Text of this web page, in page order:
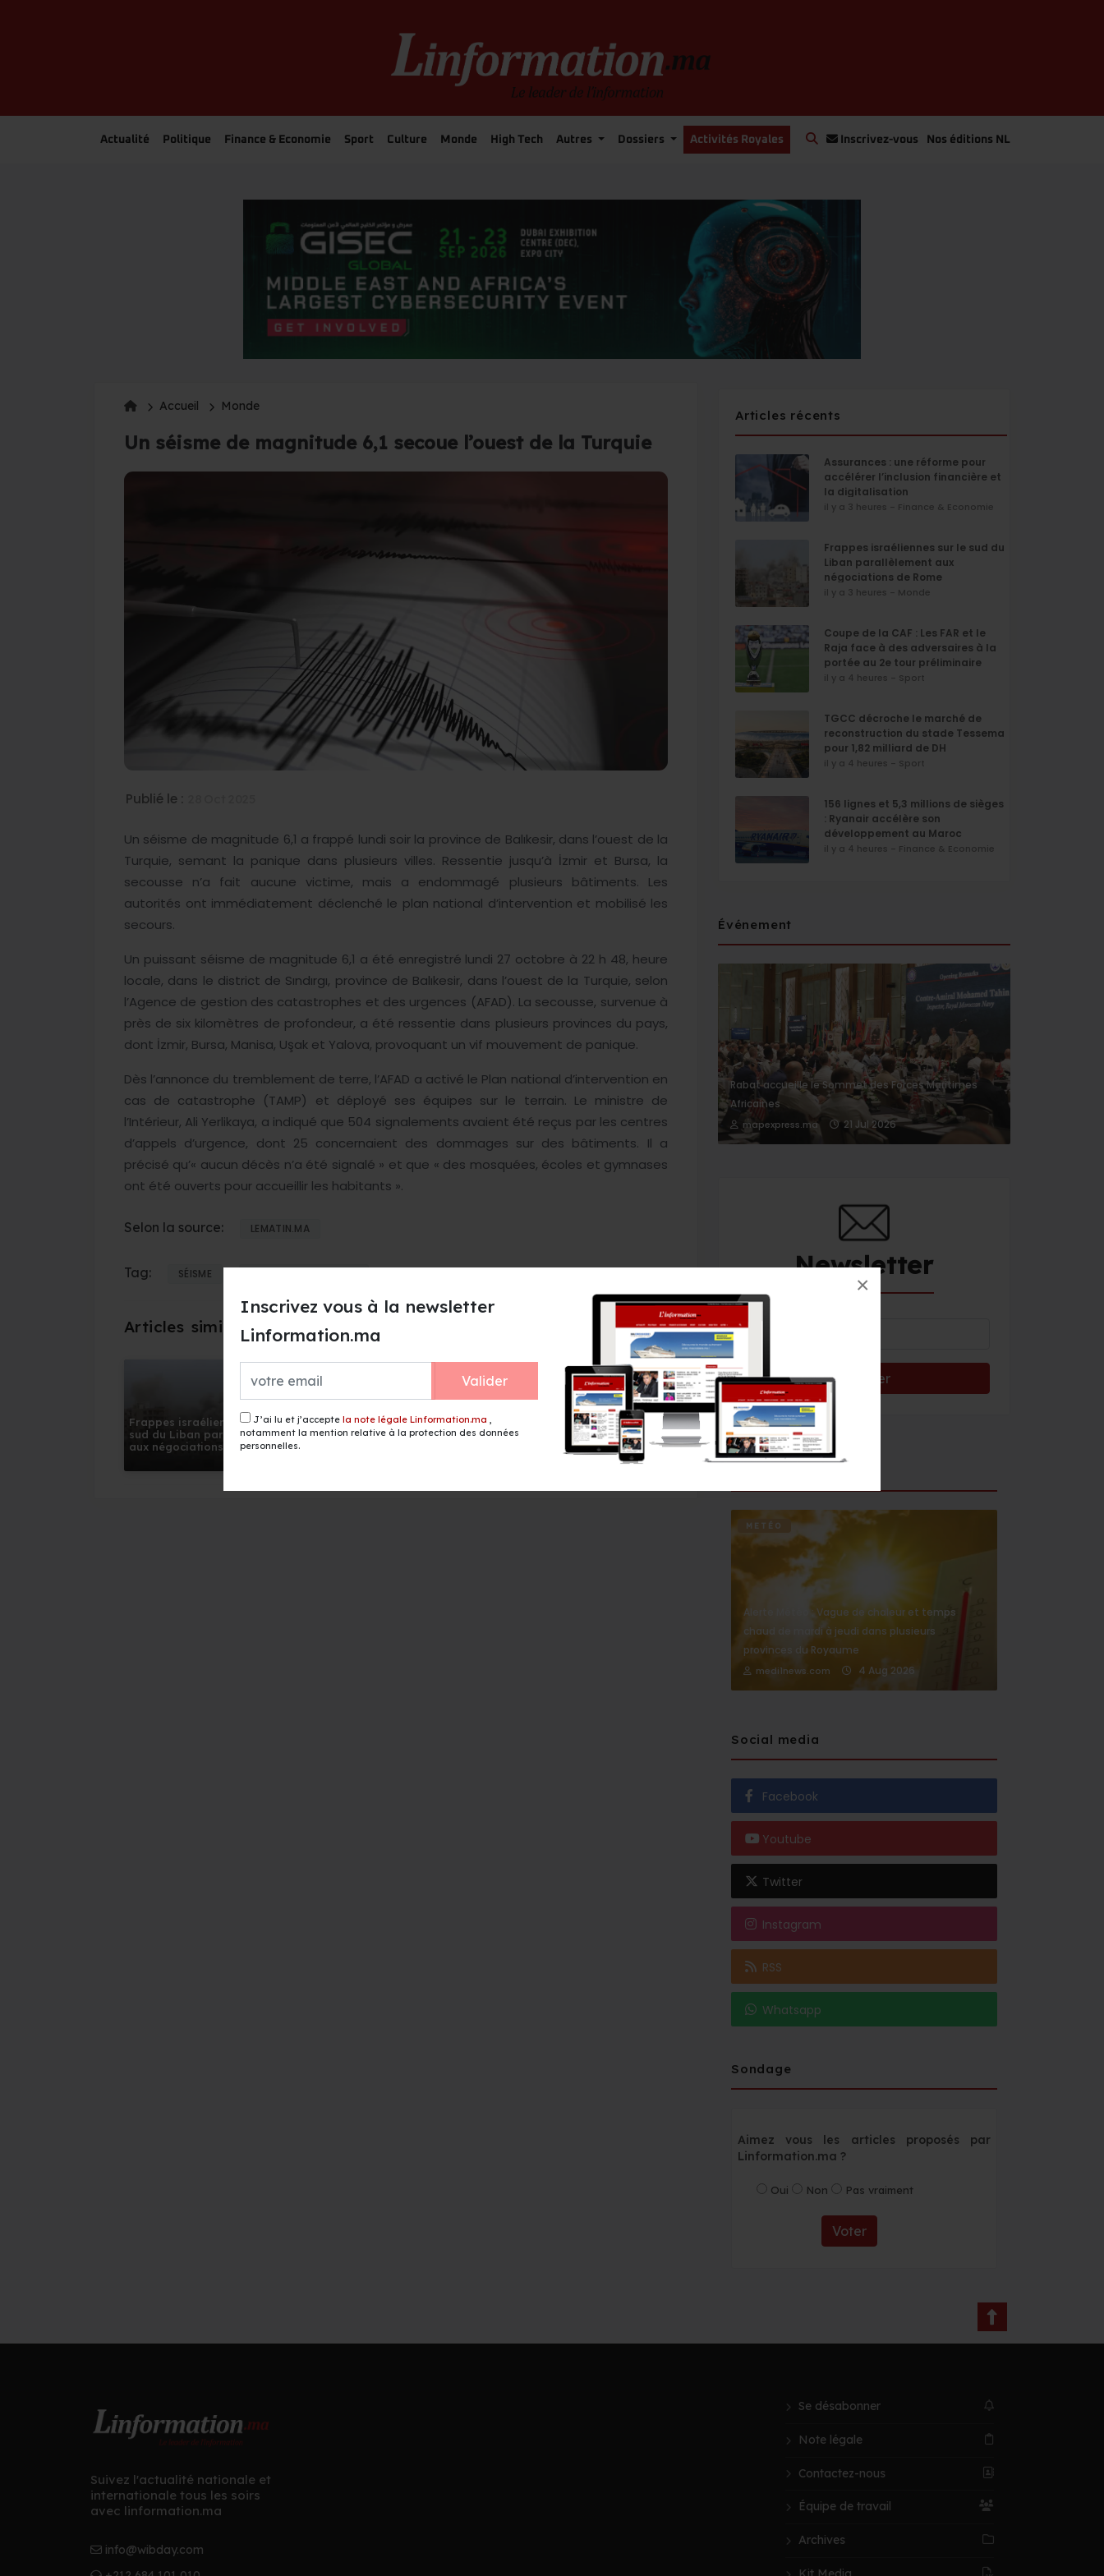
Inscrivez vous à la newsletter
Linformation.ma
Valider
J’ai lu et j’accepte la note légale Linformation.ma ,
notamment la mention relative à la protection des données
personnelles.
×
Actualité Politique Finance & Economie Sport Culture Monde High Tech Autres Dossiers Activités Royales Inscrivez-vous Nos éditions NL
Accueil Monde
Un séisme de magnitude 6,1 secoue l’ouest de la Turquie
Publié le :
Un séisme de magnitude 6,1 a frappé lundi soir la province de Balıkesir, dans l’ouest de la
Turquie, semant la panique dans plusieurs villes. Ressentie jusqu’à İzmir et Bursa, la
secousse n’a fait aucune victime, mais a endommagé plusieurs bâtiments. Les
autorités ont immédiatement déclenché le plan national d’intervention et mobilisé les
secours.
Un puissant séisme de magnitude 6,1 a été enregistré lundi 27 octobre à 22 h 48, heure
locale, dans le district de Sındırgı, province de Balıkesir, dans l’ouest de la Turquie, selon
l’Agence de gestion des catastrophes et des urgences (AFAD). La secousse, survenue à
près de six kilomètres de profondeur, a été ressentie dans plusieurs provinces du pays,
dont İzmir, Bursa, Manisa, Uşak et Yalova, provoquant un vif mouvement de panique.
Dès l’annonce du tremblement de terre, l’AFAD a activé le Plan national d’intervention en
cas de catastrophe (TAMP) et déployé ses équipes sur le terrain. Le ministre de
l’Intérieur, Ali Yerlikaya, a indiqué que 504 signalements avaient été reçus par les centres
d’appels d’urgence, dont 25 concernaient des dommages sur des bâtiments. Il a
précisé qu’« aucun décès n’a été signalé » et que « des mosquées, écoles et gymnases
ont été ouverts pour accueillir les habitants ».
Selon la source: LEMATIN.MA
Tag: SÉISME
Frappes israéliennes sur le
sud du Liban parallèlement
aux négociations de Rome
El Niño menace d'aggraver
la faim dans 45 pays, près
Le Pakistan dit espérer que
l'accord sur Ormuz mène à
la reprise des négociations
entre Iran et Etats-Unis
Articles récents
Assurances : une réforme pour
accélérer l’inclusion financière et
la digitalisation
il y a 3 heures - Finance & Economie
Frappes israéliennes sur le sud du
Liban parallèlement aux
négociations de Rome
il y a 3 heures - Monde
Coupe de la CAF : Les FAR et le
Raja face à des adversaires à la
portée au 2e tour préliminaire
il y a 4 heures - Sport
TGCC décroche le marché de
reconstruction du stade Tessema
pour 1,82 milliard de DH
il y a 4 heures - Sport
156 lignes et 5,3 millions de sièges
: Ryanair accélère son
développement au Maroc
il y a 4 heures - Finance & Economie
Événement
Rabat accueille le Sommet des Forces Maritimes
Africaines
mapexpress.ma 21 Jul 2026
Newsletter
METÉO
Alerte Météo : Vague de chaleur et temps
chaud de mardi à jeudi dans plusieurs
provinces du Royaume
medi1news.com 4 Aug 2026
Social media
Facebook
Youtube
Twitter
Instagram
RSS
Whatsapp
Sondage
Aimez vous les articles proposés par
Linformation.ma ?
Oui Non Pas vraiment
Voter
Suivez l'actualité nationale et
internationale tous les soirs
avec linformation.ma
info@wibday.com
Se désabonner
Note légale
Contactez-nous
Équipe de travail
Archives